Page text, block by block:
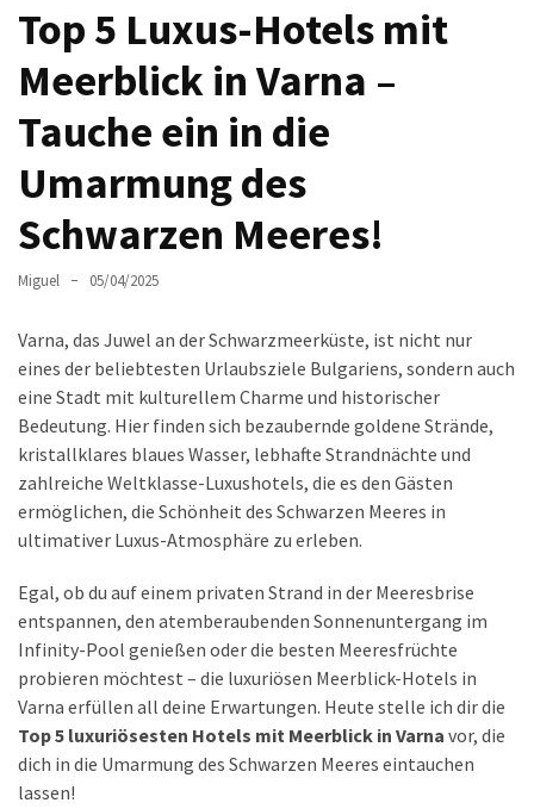
Sofia
Plovdiv
Altstadt
entdecken:
Das
Herz
der
Kultur
Reisetipps
für
Plowdiw:
So
wird
Ihre
Reise
angenehm
unvergesslich
Genuss
Plowdiw:
Unverzichtbare
authentische
bulgarische
Top 5 Luxus-Hotels mit
Meerblick in Varna –
Tauche ein in die
Umarmung des
Schwarzen Meeres!
Miguel 05/04/2025
Varna, das Juwel an der Schwarzmeerküste, ist nicht nur
eines der beliebtesten Urlaubsziele Bulgariens, sondern auch
eine Stadt mit kulturellem Charme und historischer
Bedeutung. Hier finden sich bezaubernde goldene Strände,
kristallklares blaues Wasser, lebhafte Strandnächte und
zahlreiche Weltklasse-Luxushotels, die es den Gästen
ermöglichen, die Schönheit des Schwarzen Meeres in
ultimativer Luxus-Atmosphäre zu erleben.
Egal, ob du auf einem privaten Strand in der Meeresbrise
entspannen, den atemberaubenden Sonnenuntergang im
Infinity-Pool genießen oder die besten Meeresfrüchte
probieren möchtest – die luxuriösen Meerblick-Hotels in
Varna erfüllen all deine Erwartungen. Heute stelle ich dir die
Top 5 luxuriösesten Hotels mit Meerblick in Varna vor, die
dich in die Umarmung des Schwarzen Meeres eintauchen
lassen!